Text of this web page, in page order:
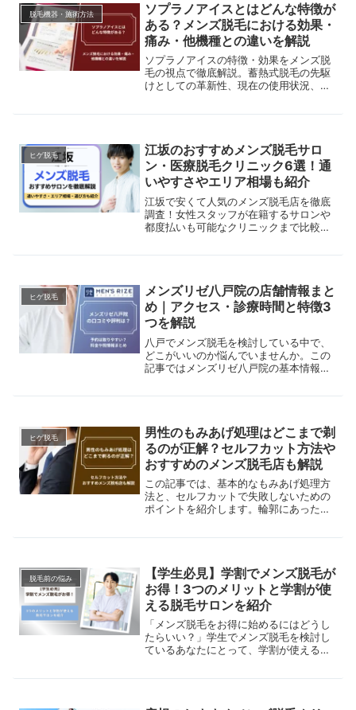
脱毛機器・施術方法
ソプラノアイスとはどんな特徴が
ある？メンズ脱毛における効果・
痛み・他機種との違いを解説
ソプラノアイスの特徴・効果をメンズ脱
毛の視点で徹底解説。蓄熱式脱毛の先駆
けとしての革新性、現在の使用状況、最
ヒゲ脱毛
江坂のおすすめメンズ脱毛サロ
ン・医療脱毛クリニック6選！通
いやすさやエリア相場も紹介
江坂で安くて人気のメンズ脱毛店を徹底
調査！女性スタッフが在籍するサロンや
都度払いも可能なクリニックまで比較。
の部位別脱毛も解説。
ヒゲ脱毛
メンズリゼ八戸院の店舗情報まと
め｜アクセス・診療時間と特徴3
つを解説
八戸でメンズ脱毛を検討している中で、
どこがいいのか悩んでいませんか。この
記事ではメンズリゼ八戸院の基本情報に
特徴を分かりやすく解説します。八戸院
てください。
ヒゲ脱毛
男性のもみあげ処理はどこまで剃
るのが正解？セルフカット方法や
おすすめのメンズ脱毛店も解説
この記事では、基本的なもみあげ処理方
法と、セルフカットで失敗しないための
ポイントを紹介します。輪郭にあった理
脱毛前の悩み
【学生必見】学割でメンズ脱毛が
お得！3つのメリットと学割が使
える脱毛サロンを紹介
「メンズ脱毛をお得に始めるにはどうし
たらいい？」学生でメンズ脱毛を検討し
ているあなたにとって、学割が使えるか
の記事では、学割を使用する際の条件や